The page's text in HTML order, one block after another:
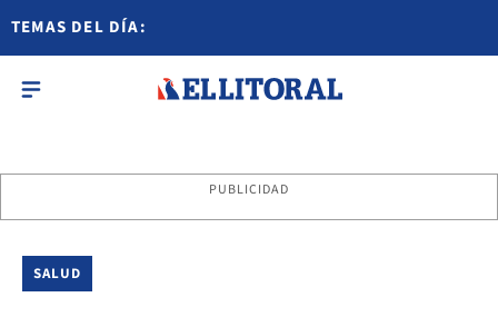
TEMAS DEL DÍA:
PUBLICIDAD
SALUD